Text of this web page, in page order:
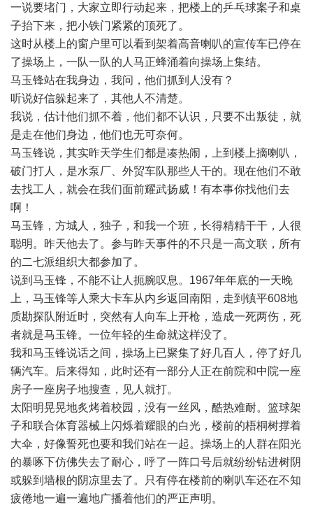
一说要堵门，大家立即行动起来，把楼上的乒乓球案子和桌
子抬下来，把小铁门紧紧的顶死了。
这时从楼上的窗户里可以看到架着高音喇叭的宣传车已停在
了操场上，一队一队的人马正蜂涌着向操场上集结。
马玉锋站在我身边，我问，他们抓到人没有？
听说好信躲起来了，其他人不清楚。
我说，估计他们抓不着，他们都不认识，只要不出叛徒，就
是走在他们身边，他们也无可奈何。
马玉锋说，其实昨天学生们都是凑热闹，上到楼上摘喇叭，
破门打人，是水泵厂、外贸车队那些人干的。现在他们不敢
去找工人，就会在我们面前耀武扬威！有本事你找他们去
啊！
马玉锋，方城人，独子，和我一个班，长得精精干干，人很
聪明。昨天他去了。参与昨天事件的不只是一高文联，所有
的二七派组织大都参加了。
说到马玉锋，不能不让人扼腕叹息。1967年年底的一天晚
上，马玉锋等人乘大卡车从内乡返回南阳，走到镇平608地
质勘探队附近时，突然有人向车上开枪，造成一死两伤，死
者就是马玉锋。一位年轻的生命就这样没了。
我和马玉锋说话之间，操场上已聚集了好几百人，停了好几
辆汽车。后来得知，此时还有一部分人正在前院和中院一座
房子一座房子地搜查，见人就打。
太阳明晃晃地炙烤着校园，没有一丝风，酷热难耐。篮球架
子和联合体育器械上闪烁着耀眼的白光，楼前的梧桐树撑着
大伞，好像誓死也要和我们站在一起。操场上的人群在阳光
的暴啄下仿佛失去了耐心，呼了一阵口号后就纷纷钻进树阴
或躲到墙根的阴凉里去了。只有停在楼前的喇叭车还在不知
疲倦地一遍一遍地广播着他们的严正声明。